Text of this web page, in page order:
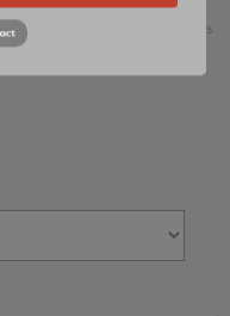
0 Comments